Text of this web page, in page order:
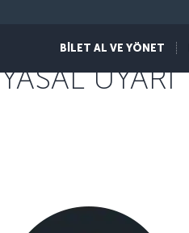
BİLET AL VE YÖNET
YASAL UYARI